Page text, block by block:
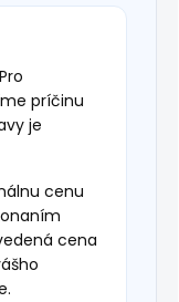
príčinu
je
cenu
cena